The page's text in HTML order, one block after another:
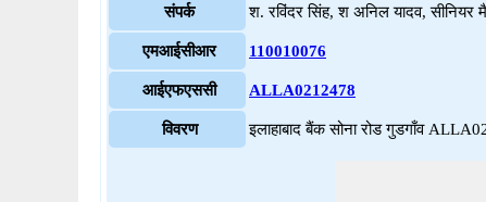
संपर्क श. रविंदर सिंह, श अनिल यादव,
एमआईसीआर 110010076
आईएफएससी ALLA0212478
विवरण इलाहाबाद बैंक सोना रोड गुडगाँव